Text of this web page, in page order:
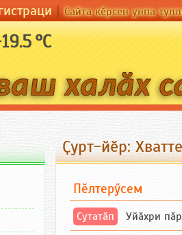
|Сайта кӗрсен унпа
°C
Ҫурт-йӗр:
Пӗлтерӳсем
Сутатӑп Уйăхри